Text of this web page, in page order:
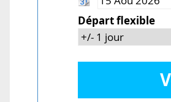
Départ flexible